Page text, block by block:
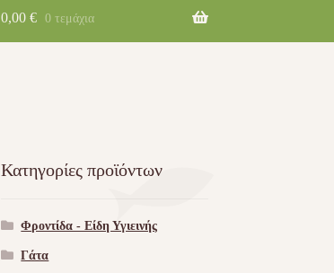
0,00 € 0 τεμάχια
Κατηγορίες προϊόντων
Φροντίδα - Είδη Υγιεινής
Γάτα